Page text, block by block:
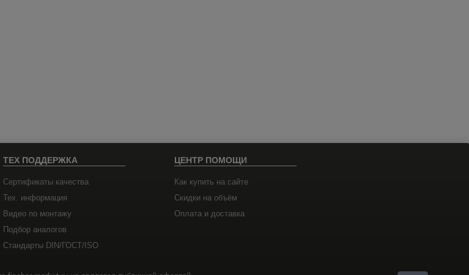
ТЕХ ПОДДЕРЖКА
Сертификаты качества
Тех. информация
Видео по монтажу
Подбор аналогов
Стандарты DIN/ГОСТ/ISO
ЦЕНТР ПОМОЩИ
Как купить на сайте
Скидки на объём
Оплата и доставка